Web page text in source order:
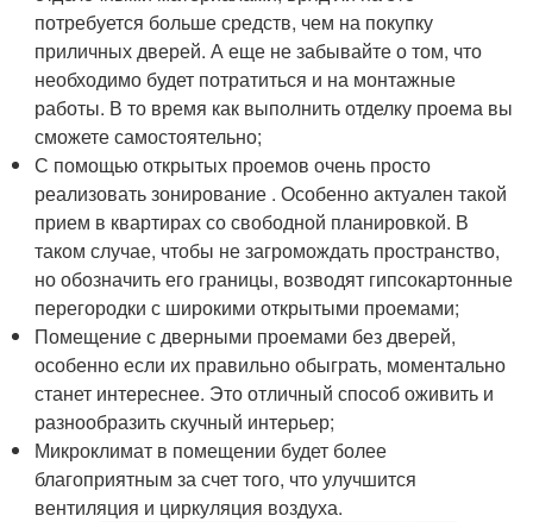
потребуется больше средств, чем на покупку
приличных дверей. А еще не забывайте о том, что
необходимо будет потратиться и на монтажные
работы. В то время как выполнить отделку проема вы
сможете самостоятельно;
С помощью открытых проемов очень просто
реализовать зонирование . Особенно актуален такой
прием в квартирах со свободной планировкой. В
таком случае, чтобы не загромождать пространство,
но обозначить его границы, возводят гипсокартонные
перегородки с широкими открытыми проемами;
Помещение с дверными проемами без дверей,
особенно если их правильно обыграть, моментально
станет интереснее. Это отличный способ оживить и
разнообразить скучный интерьер;
Микроклимат в помещении будет более
благоприятным за счет того, что улучшится
вентиляция и циркуляция воздуха.